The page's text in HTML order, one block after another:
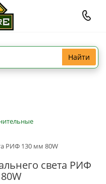
Найти
РИФ 130 мм 80W
света РИФ